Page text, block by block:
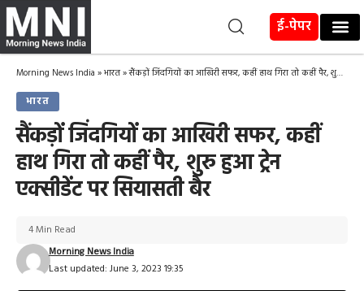
ई-पेपर
Morning News India »भारत»सैंकड़ों जिंदगियों का आखिरी सफर, कहीं हाथ गिरा तो कहीं पैर, शुरु हुआ ट्रेन एक्सीडेंट पर सियासती बैर
भारत
सैंकड़ों जिंदगियों का आखिरी सफर, कहीं
हाथ गिरा तो कहीं पैर, शुरु हुआ ट्रेन
एक्सीडेंट पर सियासती बैर
Last updated: June 3, 2023 19:35
Morning News India
4 Min Read